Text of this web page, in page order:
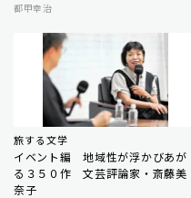
都甲幸治
旅する文学
イベント編 地域性が浮かびあが
る３５０作 文芸評論家・斎藤美
奈子